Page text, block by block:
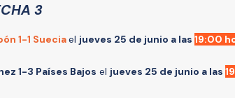
3
1-1 Sueciael jueves 25 de junio a las 19:00
1-3 Países Bajos el jueves 25 de junio a las